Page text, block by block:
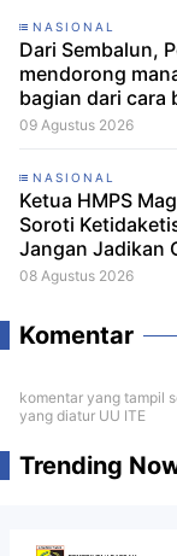
NASIONAL
Dari Sembalun,
mendorong
bagian dari cara
keputusan.
09 Agustus 2026
NASIONAL
Ketua HMPS
Soroti
Jangan Jadikan
Arena
08 Agustus 2026
Komentar
komentar yang tampil
yang diatur UU ITE
Trending